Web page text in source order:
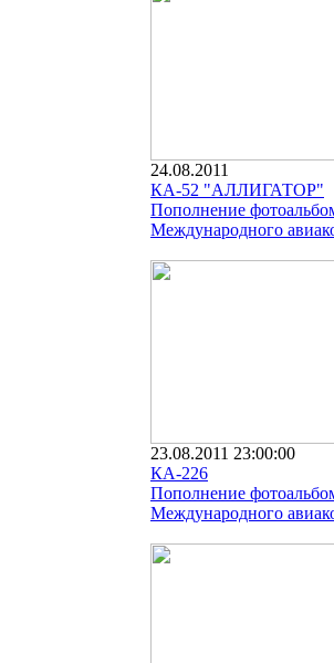
24.08.2011
КА-52 "АЛЛИГАТОР"
Пополнение
Международного
23.08.2011 23:00:00
КА-226
Пополнение
Международного